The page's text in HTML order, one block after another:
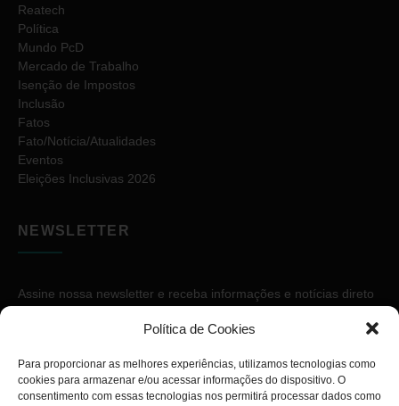
Política de Cookies
Para proporcionar as melhores experiências, utilizamos tecnologias como
cookies para armazenar e/ou acessar informações do dispositivo. O
consentimento com essas tecnologias nos permitirá processar dados como
Reatech
Política
Mundo PcD
Mercado de Trabalho
Isenção de Impostos
Inclusão
Fatos
Fato/Notícia/Atualidades
Eventos
Eleições Inclusivas 2026
NEWSLETTER
Assine nossa newsletter e receba informações e notícias direto